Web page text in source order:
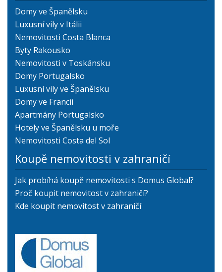
Domy ve Španělsku
Luxusní vily v Itálii
Nemovitosti Costa Blanca
Byty Rakousko
Nemovitosti v Toskánsku
Domy Portugalsko
Luxusní vily ve Španělsku
Domy ve Francii
Apartmány Portugalsko
Hotely ve Španělsku u moře
Nemovitosti Costa del Sol
Koupě nemovitosti v zahraničí
Jak probíhá koupě nemovitosti s Domus Global?
Proč koupit nemovitost v zahraničí?
Kde koupit nemovitost v zahraničí